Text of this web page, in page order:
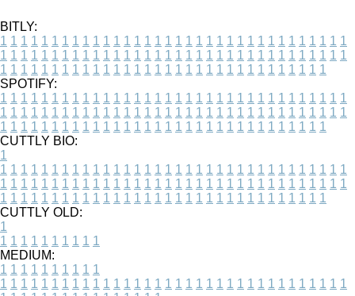
BITLY:
1 1 1 1 1 1 1 1 1 1 1 1 1 1 1 1 1 1 1 1 1 1 1 1 1 1 1 1 1 1 1 1 1 1
1 1 1 1 1 1 1 1 1 1 1 1 1 1 1 1 1 1 1 1 1 1 1 1 1 1 1 1 1 1 1 1 1 1
1 1 1 1 1 1 1 1 1 1 1 1 1 1 1 1 1 1 1 1 1 1 1 1 1 1 1 1 1 1 1 1
SPOTIFY:
1 1 1 1 1 1 1 1 1 1 1 1 1 1 1 1 1 1 1 1 1 1 1 1 1 1 1 1 1 1 1 1 1 1
1 1 1 1 1 1 1 1 1 1 1 1 1 1 1 1 1 1 1 1 1 1 1 1 1 1 1 1 1 1 1 1 1 1
1 1 1 1 1 1 1 1 1 1 1 1 1 1 1 1 1 1 1 1 1 1 1 1 1 1 1 1 1 1 1 1
CUTTLY BIO:
1
1 1 1 1 1 1 1 1 1 1 1 1 1 1 1 1 1 1 1 1 1 1 1 1 1 1 1 1 1 1 1 1 1 1
1 1 1 1 1 1 1 1 1 1 1 1 1 1 1 1 1 1 1 1 1 1 1 1 1 1 1 1 1 1 1 1 1 1
1 1 1 1 1 1 1 1 1 1 1 1 1 1 1 1 1 1 1 1 1 1 1 1 1 1 1 1 1 1 1 1
CUTTLY OLD:
1
1 1 1 1 1 1 1 1 1 1
MEDIUM:
1 1 1 1 1 1 1 1 1 1
1 1 1 1 1 1 1 1 1 1 1 1 1 1 1 1 1 1 1 1 1 1 1 1 1 1 1 1 1 1 1 1 1 1